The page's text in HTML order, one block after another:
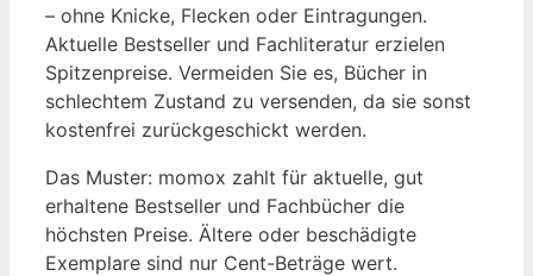
– ohne Knicke, Flecken oder Eintragungen.
Aktuelle Bestseller und Fachliteratur erzielen
Spitzenpreise. Vermeiden Sie es, Bücher in
schlechtem Zustand zu versenden, da sie sonst
kostenfrei zurückgeschickt werden.
Das Muster: momox zahlt für aktuelle, gut
erhaltene Bestseller und Fachbücher die
höchsten Preise. Ältere oder beschädigte
Exemplare sind nur Cent-Beträge wert.